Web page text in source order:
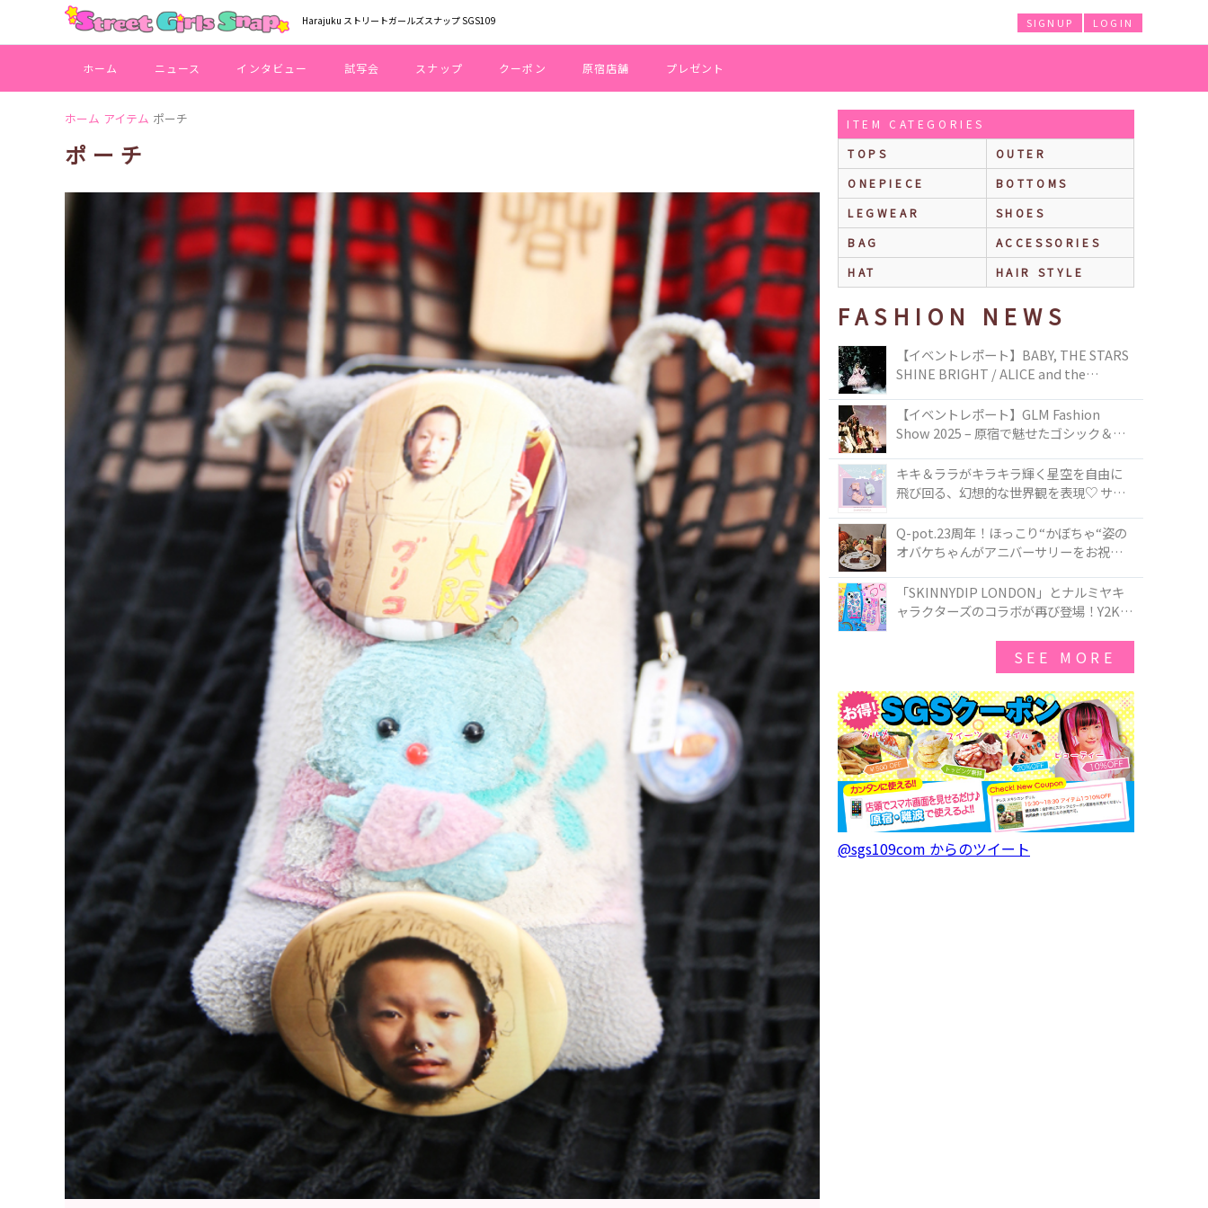
Harajuku ストリートガールズスナップ SGS109 LOGIN
SIGNUP
ホーム ニュース インタビュー 試写会 スナップ クーポン 原宿店舗 プレゼント
ホーム アイテム ポーチ
ポーチ
ITEM CATEGORIES
TOPS
OUTER
ONEPIECE
BOTTOMS
LEGWEAR
SHOES
BAG
ACCESSORIES
HAT
HAIR STYLE
FASHION NEWS
【イベントレポート】BABY, THE STARS
SHINE BRIGHT / ALICE and the
TOKYO
【イベントレポート】GLM Fashion
Show 2025 – 原宿で魅せたゴシック＆ロ
キキ＆ララがキラキラ輝く星空を自由に
飛び回る、幻想的な世界観を表現♡ サマ
50周年アニバーサリーイヤー』を記念し
たコレクションが登場
Q-pot.23周年！ほっこり“かぼちゃ“姿の
オバケちゃんがアニバーサリーをお祝い
ー」が新発売！Q-pot CAFE.では「かぼち
ゃのオバケーキプレート」も登場
「SKINNYDIP LONDON」とナルミヤキ
ャラクターズのコラボが再び登場！Y2Kム
SEE MORE
@sgs109com からのツイート